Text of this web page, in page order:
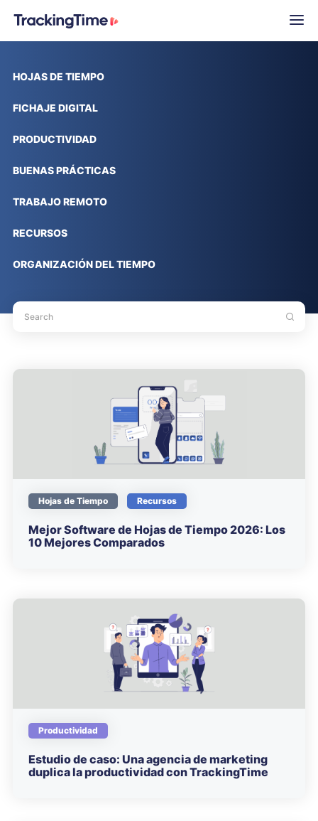
HOJAS DE TIEMPO
FICHAJE DIGITAL
PRODUCTIVIDAD
BUENAS PRÁCTICAS
TRABAJO REMOTO
RECURSOS
ORGANIZACIÓN DEL TIEMPO
Hojas de Tiempo Recursos
Mejor Software de Hojas de Tiempo 2026: Los
10 Mejores Comparados
Productividad
Estudio de caso: Una agencia de marketing
duplica la productividad con TrackingTime